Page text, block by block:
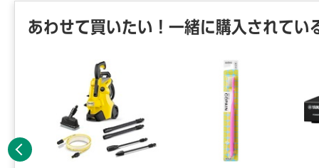
あわせて買いたい！一緒に購入されてい
前へ